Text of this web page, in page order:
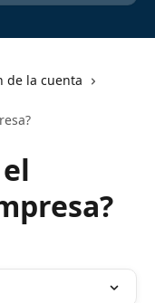
de la cuenta